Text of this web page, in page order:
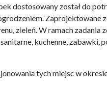
dostosowany został do
Zaprojektowane
zieleń. W ramach zadania
kuchenne, zabawki,
tych miejsc w